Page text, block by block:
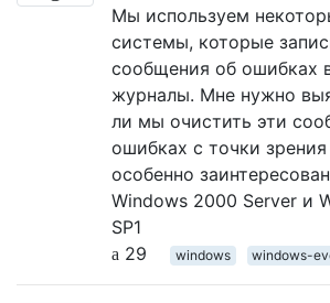
Мы используем
системы, которые
сообщения об ошибках
журналы. Мне нужно
ли мы очистить эти
ошибках с точки зрения
особенно
Windows 2000 Server и
SP1
29
windows windows-